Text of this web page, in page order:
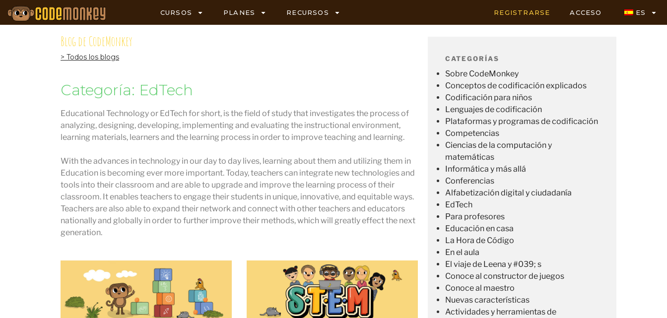
CURSOS PLANES RECURSOS REGISTRARSE ACCESO ES
Blog de CodeMonkey
> Todos los blogs
Categoría: EdTech
Educational Technology or EdTech for short, is the field of study that investigates the process of
analyzing, designing, developing, implementing and evaluating the instructional environment,
learning materials, learners and the learning process in order to improve teaching and learning.
With the advances in technology in our day to day lives, learning about them and utilizing them in
Education is becoming ever more important. Today, teachers can integrate new technologies and
tools into their classroom and are able to upgrade and improve the learning process of their
classroom. It enables teachers to engage their students in unique, innovative, and equitable ways.
Teachers are also able to expand their network and connect with other teachers and educators
nationally and globally in order to further improve their methods, which will greatly effect the next
generation.
CATEGORÍAS
Sobre CodeMonkey
Conceptos de codificación explicados
Codificación para niños
Lenguajes de codificación
Plataformas y programas de codificación
Competencias
Ciencias de la computación y
matemáticas
Informática y más allá
Conferencias
Alfabetización digital y ciudadanía
EdTech
Para profesores
Educación en casa
La Hora de Código
En el aula
El viaje de Leena y #039; s
Conoce al constructor de juegos
Conoce al maestro
Nuevas características
Actividades y herramientas de